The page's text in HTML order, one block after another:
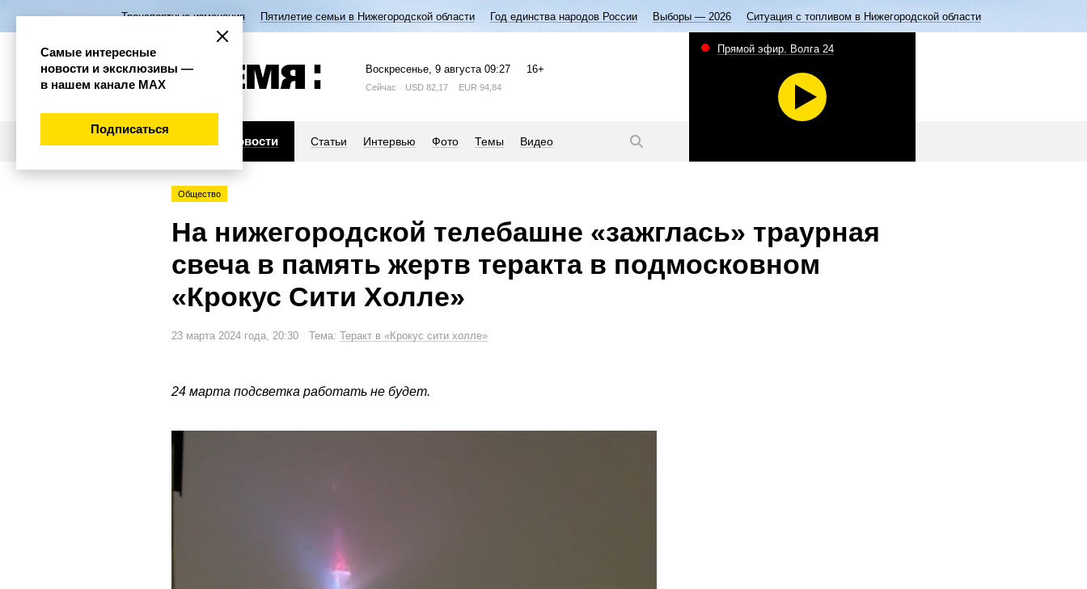
Транспортные изменения Пятилетие семьи в Нижегородской области Год единства народов России Выборы — 2026 Ситуация с топливом в Нижегородской области
Воскресенье, 9 августа 09:27 16+
Сейчас USD 82,17 EUR 94,84
Новости Статьи Интервью Фото Темы Видео
Прямой эфир. Волга 24
Общество
На нижегородской телебашне «зажглась» траурная
свеча в память жертв теракта в подмосковном
«Крокус Сити Холле»
23 марта 2024 года, 20:30 Тема: Теракт в «Крокус сити холле»
24 марта подсветка работать не будет.
Самые интересные
новости и эксклюзивы —
в нашем канале МАХ
Подписаться